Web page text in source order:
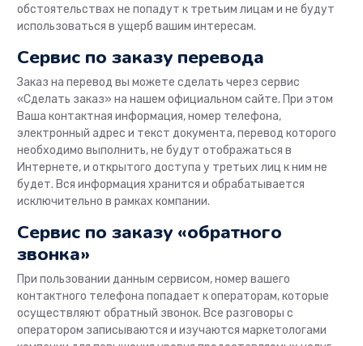
обстоятельствах не попадут к третьим лицам и не будут
использоваться в ущерб вашим интересам.
Сервис по заказу перевода
Заказ на перевод вы можете сделать через сервис
«Сделать заказ» на нашем официальном сайте. При этом
Ваша контактная информация, номер телефона,
электронный адрес и текст документа, перевод которого
необходимо выполнить, не будут отображаться в
Интернете, и открытого доступа у третьих лиц к ним не
будет. Вся информация хранится и обрабатывается
исключительно в рамках компании.
Сервис по заказу «обратного
звонка»
При пользовании данным сервисом, номер вашего
контактного телефона попадает к операторам, которые
осуществляют обратный звонок. Все разговоры с
оператором записываются и изучаются маркетологами